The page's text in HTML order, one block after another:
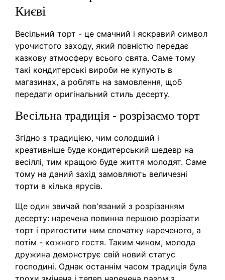
Києві
Весільний торт - це смачний і яскравий символ
урочистого заходу, який повністю передає
казкову атмосферу всього свята. Саме тому
такі кондитерські вироби не купують в
магазинах, а роблять на замовлення, щоб
передати оригінальний стиль десерту.
Весільна традиція - розрізаємо торт
Згідно з традицією, чим солодший і
креативніше буде кондитерський шедевр на
весіллі, тим кращою буде життя молодят. Саме
тому на даний захід замовляють величезні
торти в кілька ярусів.
Ще один звичай пов'язаний з розрізанням
десерту: наречена повинна першою розрізати
торт і пригостити ним спочатку нареченого, а
потім - кожного гостя. Таким чином, молода
дружина демонструє свій новий статус
господині. Однак останнім часом традиція була